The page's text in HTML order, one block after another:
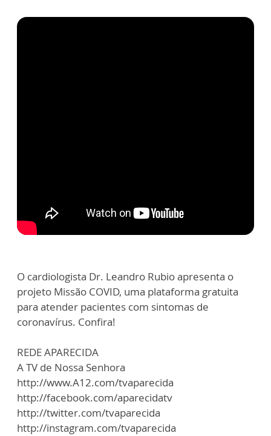
O cardiologista Dr. Leandro Rubio apresenta o
projeto Missão COVID, uma plataforma gratuita
para atender pacientes com sintomas de
coronavírus. Confira!
REDE APARECIDA
A TV de Nossa Senhora
http://www.A12.com/tvaparecida
http://facebook.com/aparecidatv
http://twitter.com/tvaparecida
http://instagram.com/tvaparecida